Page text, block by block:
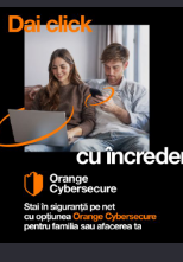
CORPORATE
SCENE